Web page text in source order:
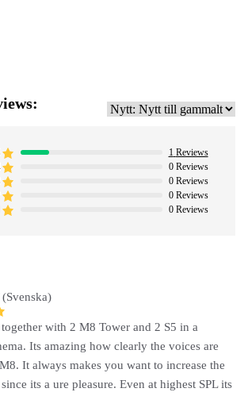
1 Reviews
0 Reviews
0 Reviews
0 Reviews
0 Reviews
with 2 M8 Tower and 2 S5 in a
Its amazing how clearly the voices are
It always makes you want to increase the
its a ure pleasure. Even at highest SPL its